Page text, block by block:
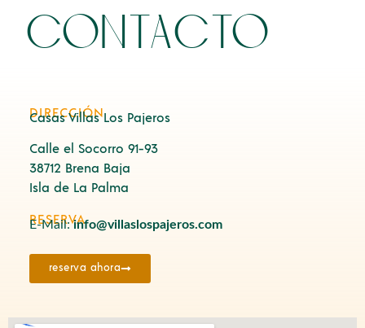
contacto
DIRECCIÓN
Casas Villas Los Pajeros
Calle el Socorro 91-93
38712 Brena Baja
Isla de La Palma
RESERVA
E-Mail:info@villaslospajeros.com
reserva ahora